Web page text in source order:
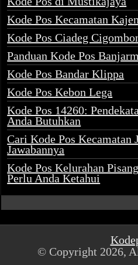
Kode Pos Kecamatan
Kode Pos Ciadeg
Panduan Kode Pos
Kode Pos Bandar Klippa
Kode Pos Kebon Lega
Kode Pos 14260:
Anda Butuhkan
Cari Kode Pos Kecamatan
Jawabannya
Kode Pos Kelurahan
Perlu Anda Ketahui
© Copyright 2026,